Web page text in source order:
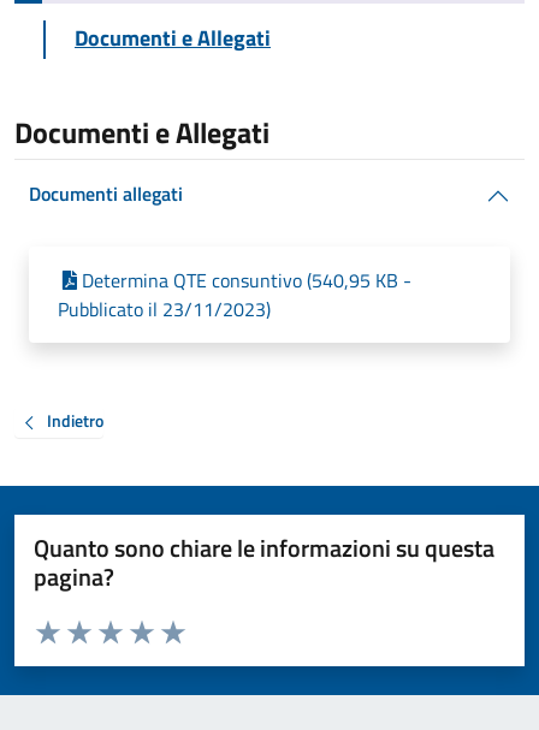
Documenti e Allegati
Documenti e Allegati
Documenti allegati
Determina QTE consuntivo (540,95 KB -
Pubblicato il 23/11/2023)
Indietro
Quanto sono chiare le informazioni su questa
pagina?
Valuta da 1 a 5 stelle la pagina
Valuta 5 stelle su 5
Valuta 4 stelle su 5
Valuta 3 stelle su 5
Valuta 2 stelle su 5
Valuta 1 stelle su 5